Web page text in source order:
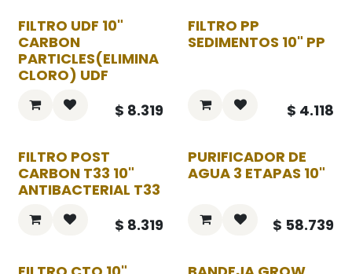
FILTRO UDF 10"
CARBON
PARTICLES(ELIMINA
CLORO) UDF
$ 8.319
FILTRO PP
SEDIMENTOS 10" PP
$ 4.118
FILTRO POST
CARBON T33 10"
ANTIBACTERIAL T33
$ 8.319
PURIFICADOR DE
AGUA 3 ETAPAS 10"
$ 58.739